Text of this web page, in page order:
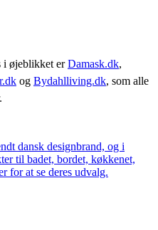
i øjeblikket erDamask.dk,
og Bydahlliving.dk, som alle
dansk designbrand, og i
til badet, bordet, køkkenet,
for at se deres udvalg.